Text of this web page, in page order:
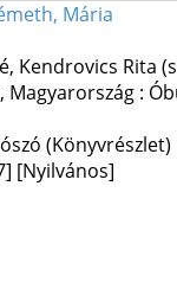
Mária
Kendrovics Rita
Magyarország :
[Nyilvános]